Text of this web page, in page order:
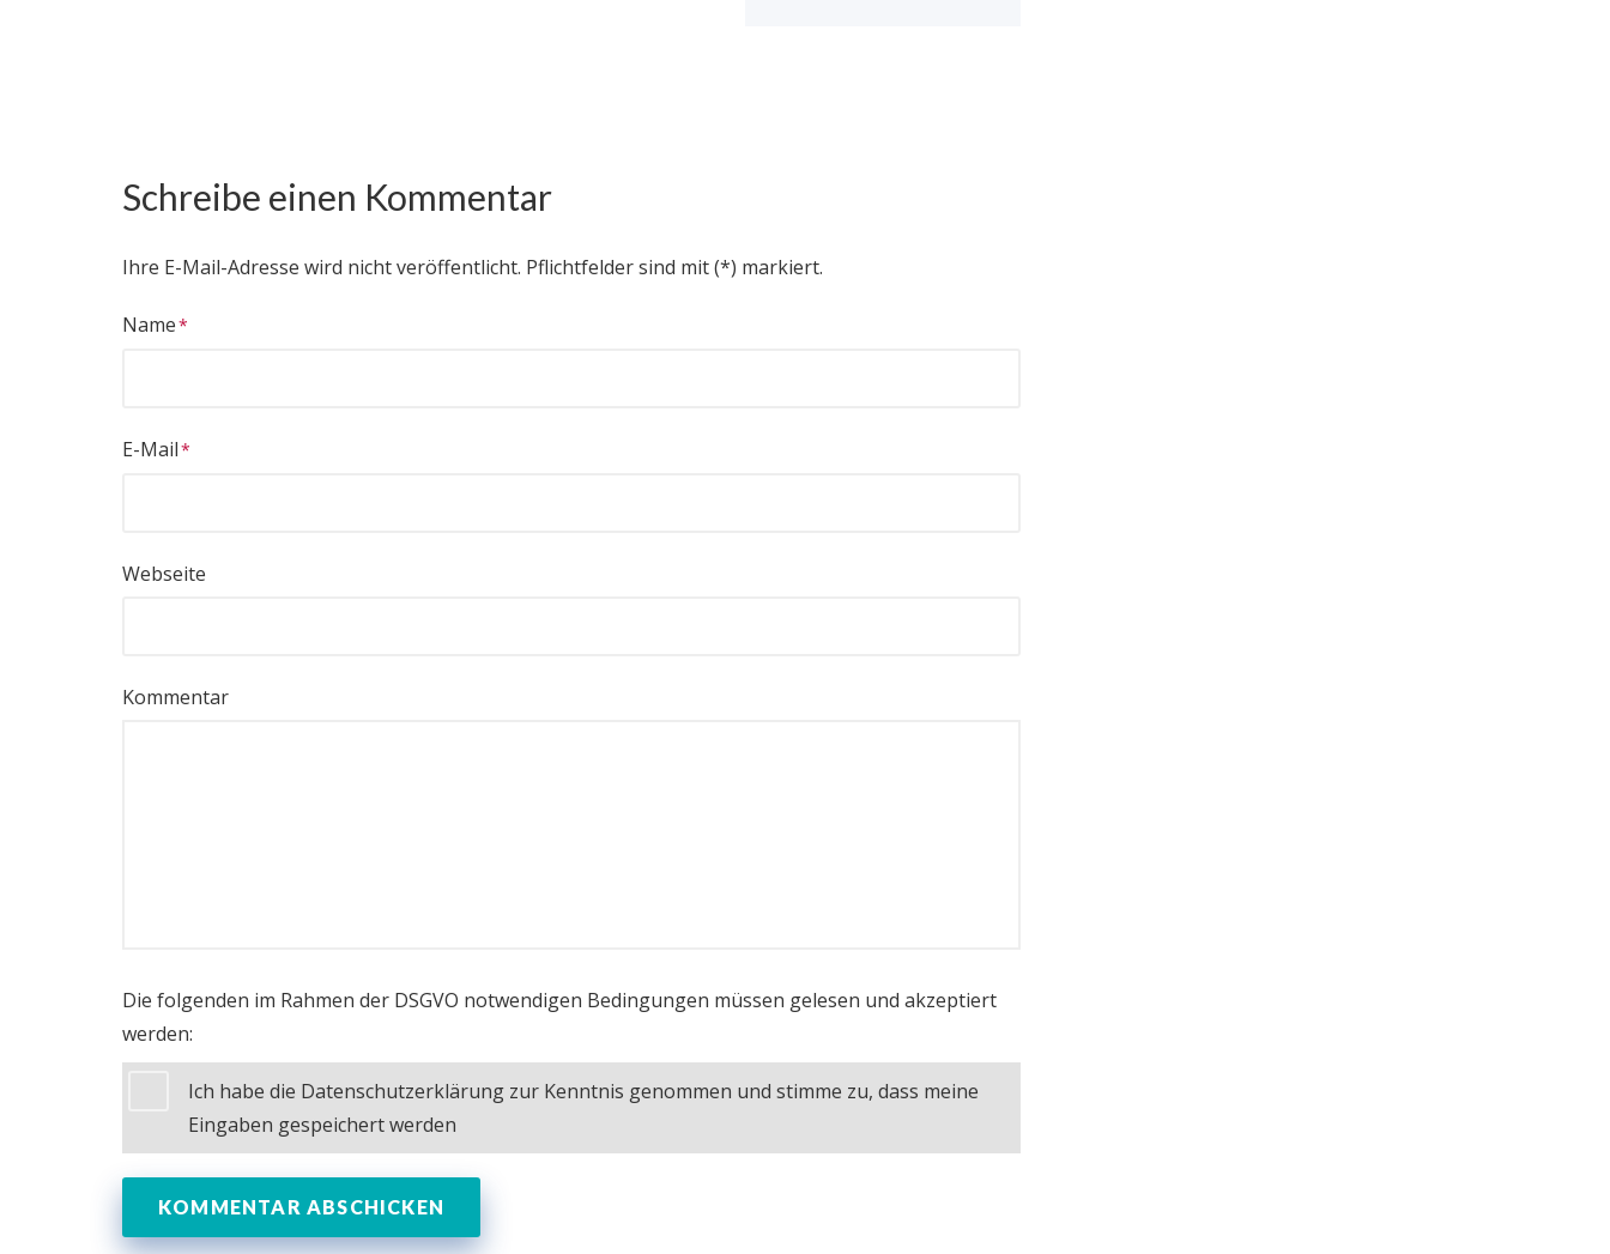
Schreibe einen Kommentar
Ihre E-Mail-Adresse wird nicht veröffentlicht. Pflichtfelder sind mit (*) markiert.
Name
E-Mail
Webseite
Kommentar
Die folgenden im Rahmen der DSGVO notwendigen Bedingungen müssen gelesen und akzeptiert
werden:
Ich habe die Datenschutzerklärung zur Kenntnis genommen und stimme zu, dass meine
Eingaben gespeichert werden